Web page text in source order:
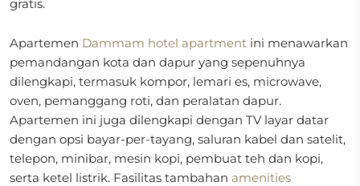
gratis.
Apartemen Dammam hotel apartment ini menawarkan
pemandangan kota dan dapur yang sepenuhnya
dilengkapi, termasuk kompor, lemari es, microwave,
oven, pemanggang roti, dan peralatan dapur.
Apartemen ini juga dilengkapi dengan TV layar datar
dengan opsi bayar-per-tayang, saluran kabel dan satelit,
telepon, minibar, mesin kopi, pembuat teh dan kopi,
serta ketel listrik. Fasilitas tambahan amenities